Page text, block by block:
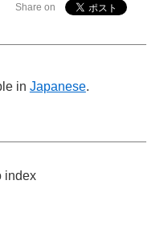
Share on
in Japanese.
index